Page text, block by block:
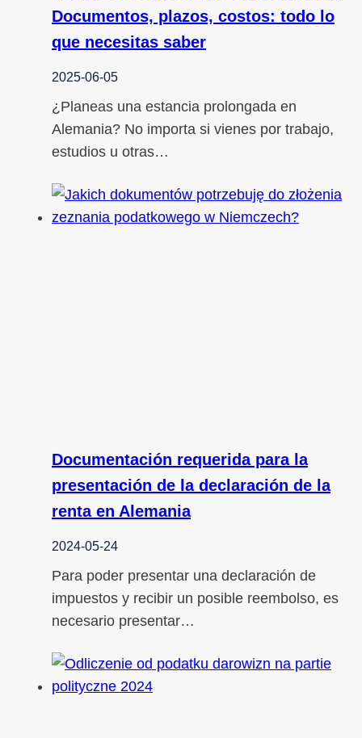
Documentos, plazos, costos: todo lo
que necesitas saber
2025-06-05
¿Planeas una estancia prolongada en
Alemania? No importa si vienes por trabajo,
estudios u otras…
Documentación requerida para la
presentación de la declaración de la
renta en Alemania
2024-05-24
Para poder presentar una declaración de
impuestos y recibir un posible reembolso, es
necesario presentar…